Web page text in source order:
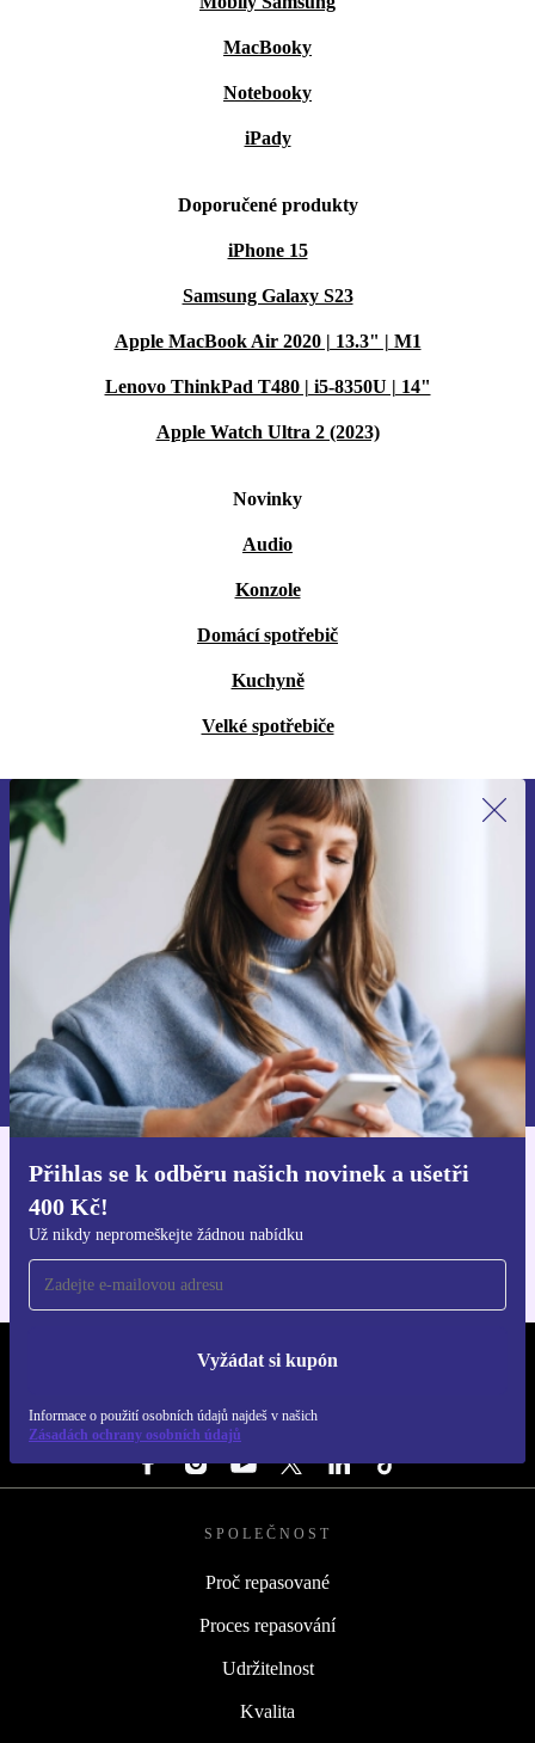
MacBooky
Notebooky
iPady
Doporučené produkty
iPhone 15
Samsung Galaxy S23
Apple MacBook Air 2020 | 13.3" | M1
Lenovo ThinkPad T480 | i5-8350U | 14"
Apple Watch Ultra 2 (2023)
Novinky
Audio
Konzole
Domácí spotřebič
Kuchyně
Velké spotřebiče
Přihlas se k odběru našich novinek a ušetři
400 Kč!
Už nikdy nepromeškejte žádnou nabídku
Vyžádat si kupón
Informace o použití osobních údajů najdeš v našich
Zásadách ochrany osobních údajů
Přihlas se k odběru našich novinek a
ušetři 400 Kč!
Už nikdy nepromeškej žádnou nabídku.
Chci voucher
Informace o použití osobních údajů najdeš v našich
Zásadách ochrany osobních údajů.
Stáhni si aplikaci refurbed
REFURBED ČESKO - RETHINK NEW.
SLEDUJ NÁS
SPOLEČNOST
Proč repasované
Proces repasování
Udržitelnost
Kvalita